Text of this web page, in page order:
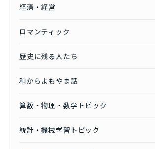
経済・経営
ロマンティック
歴史に残る人たち
和からよもやま話
算数・物理・数学トピック
統計・機械学習トピック